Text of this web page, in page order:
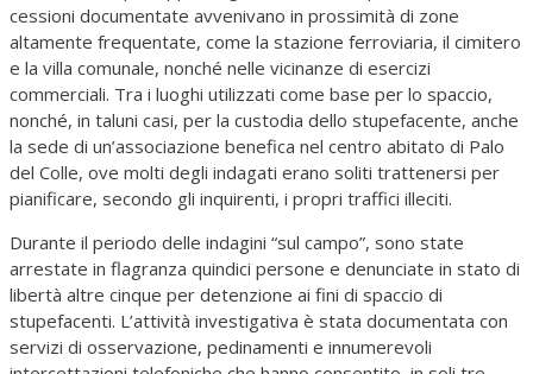
cessioni documentate avvenivano in prossimità di zone
altamente frequentate, come la stazione ferroviaria, il cimitero
e la villa comunale, nonché nelle vicinanze di esercizi
commerciali. Tra i luoghi utilizzati come base per lo spaccio,
nonché, in taluni casi, per la custodia dello stupefacente, anche
la sede di un’associazione benefica nel centro abitato di Palo
del Colle, ove molti degli indagati erano soliti trattenersi per
pianificare, secondo gli inquirenti, i propri traffici illeciti.
Durante il periodo delle indagini “sul campo”, sono state
arrestate in flagranza quindici persone e denunciate in stato di
libertà altre cinque per detenzione ai fini di spaccio di
stupefacenti. L’attività investigativa è stata documentata con
servizi di osservazione, pedinamenti e innumerevoli